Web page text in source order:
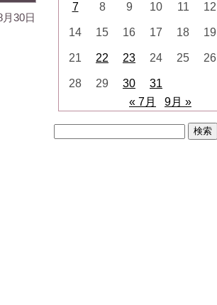
月30日
7 8 9 10 11 12
14 15 16 17 18 19
21 22 23 24 25 26
28 29 30
31
« 7月
9月 »
検
索: